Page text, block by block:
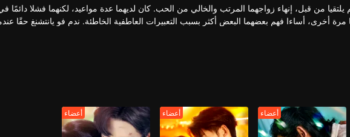
من قبل، إنهاء زواجهما المرتب والخالي من الحب. كان لديهما عدة مواعيد، لكنهما فشلا دائمًا
مرة أخرى، أساءا فهم بعضهما البعض أكثر بسبب التعبيرات العاطفية الخاطئة. ندم فو يانتشنغ حقًا
أخيرًا قاما بتصحيح كل شيء، ووقعا في الحب، وقررا قضاء بقية حياتهما معًا.
أعضاء أعضاء أعضاء